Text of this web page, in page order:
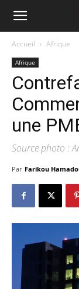
Accueil Afrique
Afrique
une
Source photo :
Par Farikou